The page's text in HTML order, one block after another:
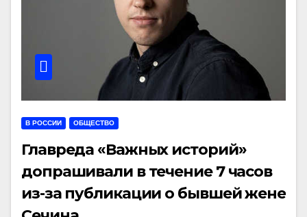
В РОССИИ ОБЩЕСТВО
Главреда «Важных историй»
допрашивали в течение 7 часов
из-за публикации о бывшей жене